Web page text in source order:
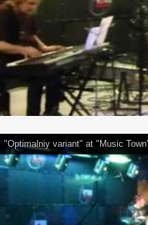
"Optimalniy variant" at "Music